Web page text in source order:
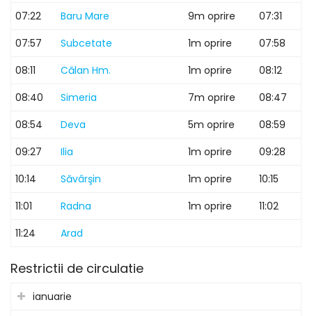
07:22
Baru Mare 9m oprire
07:31
07:57
Subcetate 1m oprire
07:58
08:11
Călan Hm. 1m oprire
08:12
08:40
Simeria 7m oprire
08:47
08:54
Deva 5m oprire
08:59
09:27
Ilia 1m oprire
09:28
10:14
Săvârşin 1m oprire
10:15
11:01
Radna 1m oprire
11:02
11:24
Arad
Restrictii de circulatie
ianuarie